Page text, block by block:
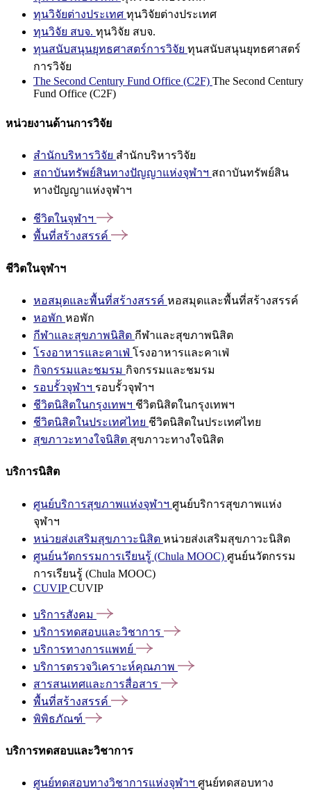
ทุนวิจัยต่างประเทศ ทุนวิจัยต่างประเทศ
ทุนวิจัย สบจ. ทุนวิจัย สบจ.
ทุนสนับสนุนยุทธศาสตร์การวิจัย ทุนสนับสนุนยุทธศาสตร์
การวิจัย
The Second Century Fund Office (C2F) The Second Century
Fund Office (C2F)
หน่วยงานด้านการวิจัย
สำนักบริหารวิจัย สำนักบริหารวิจัย
สถาบันทรัพย์สินทางปัญญาแห่งจุฬาฯ สถาบันทรัพย์สิน
ทางปัญญาแห่งจุฬาฯ
ชีวิตในจุฬาฯ
พื้นที่สร้างสรรค์
ชีวิตในจุฬาฯ
หอสมุดและพื้นที่สร้างสรรค์ หอสมุดและพื้นที่สร้างสรรค์
หอพัก หอพัก
กีฬาและสุขภาพนิสิต กีฬาและสุขภาพนิสิต
โรงอาหารและคาเฟ่ โรงอาหารและคาเฟ่
กิจกรรมและชมรม กิจกรรมและชมรม
รอบรั้วจุฬาฯ รอบรั้วจุฬาฯ
ชีวิตนิสิตในกรุงเทพฯ ชีวิตนิสิตในกรุงเทพฯ
ชีวิตนิสิตในประเทศไทย ชีวิตนิสิตในประเทศไทย
สุขภาวะทางใจนิสิต สุขภาวะทางใจนิสิต
บริการนิสิต
ศูนย์บริการสุขภาพแห่งจุฬาฯ ศูนย์บริการสุขภาพแห่ง
จุฬาฯ
หน่วยส่งเสริมสุขภาวะนิสิต หน่วยส่งเสริมสุขภาวะนิสิต
ศูนย์นวัตกรรมการเรียนรู้ (Chula MOOC) ศูนย์นวัตกรรม
การเรียนรู้ (Chula MOOC)
CUVIPCUVIP
บริการสังคม
บริการทดสอบและวิชาการ
บริการทางการแพทย์
บริการตรวจวิเคราะห์คุณภาพ
สารสนเทศและการสื่อสาร
พื้นที่สร้างสรรค์
พิพิธภัณฑ์
บริการทดสอบและวิชาการ
ศูนย์ทดสอบทางวิชาการแห่งจุฬาฯ ศูนย์ทดสอบทาง